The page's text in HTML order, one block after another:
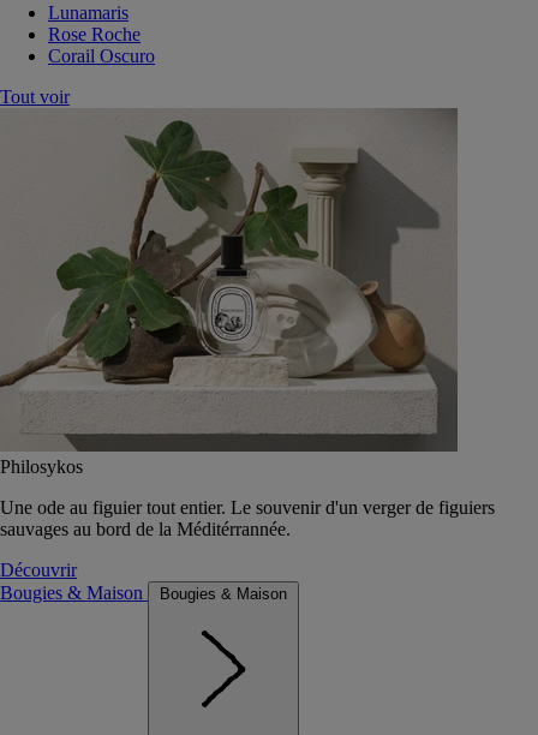
Lunamaris
Rose Roche
Corail Oscuro
Tout voir
Philosykos
Une ode au figuier tout entier. Le souvenir d'un verger de figuiers
sauvages au bord de la Méditérrannée.
Découvrir
Bougies & Maison
Bougies & Maison